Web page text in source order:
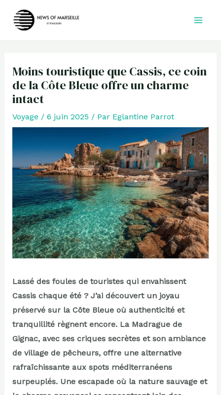
Moins touristique que Cassis, ce coin
de la Côte Bleue offre un charme
intact
Voyage / 6 juin 2025 / Par Eglantine Parrot
Lassé des foules de touristes qui envahissent
Cassis chaque été ? J’ai découvert un joyau
préservé sur la Côte Bleue où authenticité et
tranquillité règnent encore. La Madrague de
Gignac, avec ses criques secrètes et son ambiance
de village de pêcheurs, offre une alternative
rafraîchissante aux spots méditerranéens
surpeuplés. Une escapade où la nature sauvage et